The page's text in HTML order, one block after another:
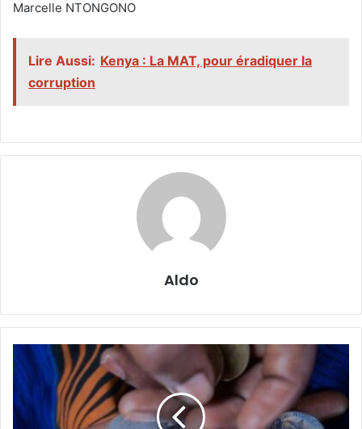
‎Marcelle NTONGONO
Lire Aussi: Kenya : La MAT, pour éradiquer la
corruption
Aldo
UEMOA
petite
monnaie,